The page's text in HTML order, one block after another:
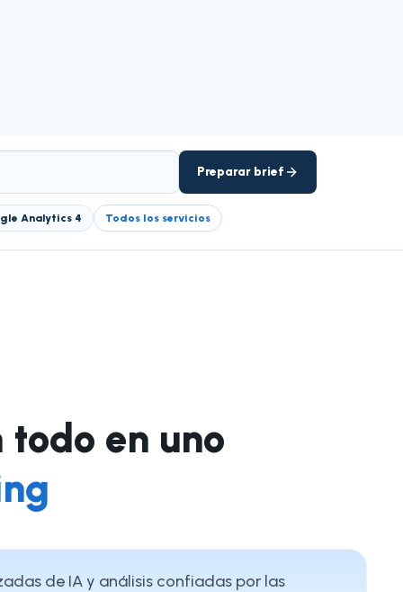
Preparar brief
Analytics 4 Todos los servicios
todo en uno
de IA y análisis confiadas por las